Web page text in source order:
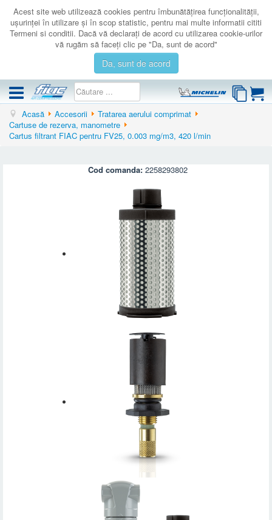
Acest site web utilizează cookies pentru îmbunătăţirea funcţionalităţii,
uşurinţei în utilizare şi în scop statistic, pentru mai multe informatii cititi
Termeni si conditii. Dacă vă declaraţi de acord cu utilizarea cookie-urilor
vă rugăm să faceţi clic pe "Da, sunt de acord"
Da, sunt de acord
COMPRESOARE
ACCESORII
AUTENTIFICARE
Acasă Accesorii
Tratarea aerului comprimat
Cartuse de rezerva, manometre
Cartus filtrant FIAC pentru FV25, 0.003 mg/m3, 420 l/min
Cod comanda: 2258293802